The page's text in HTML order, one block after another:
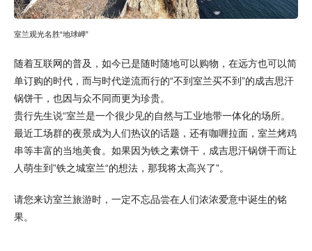
室兰观光名胜“地球岬”
随着互联网的普及，如今已是随时随地可以购物，在远方也可以简
单订购的时代，而与时代逆流而行的“不到室兰买不到”的成吉思汗
锅饼干，也因与众不同而更为珍贵。
贵行先生说“室兰是一个很少见的自然与工业地带一体化的场所。
最近工场群的夜景成为人们热议的话题，还有咖喱拉面，室兰烤鸡
串等丰富的当地美食。如果因为铁之素饼干，成吉思汗锅饼干而让
人萌生到”铁之城室兰“的想法，那我将太高兴了”。
请您来访室兰旅游时，一定不忘品尝在人们浓浓爱意中诞生的铭
果。